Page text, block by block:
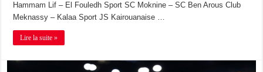
Hammam Lif – El Fouledh Sport SC Moknine – SC Ben Arous Club
Meknassy – Kalaa Sport JS Kairouanaise …
Lire la suite »